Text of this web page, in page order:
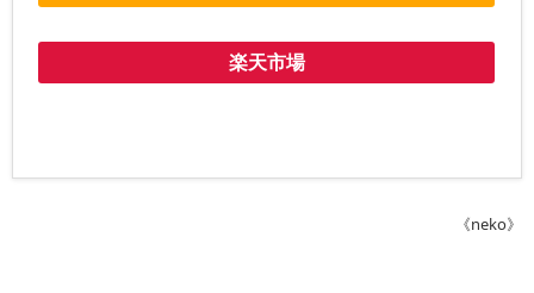
楽天市場
《neko》